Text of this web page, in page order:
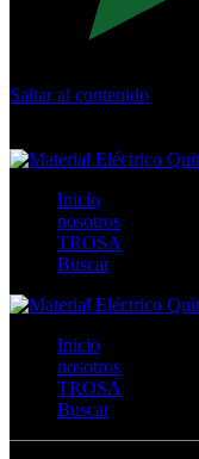
Saltar al contenido
Inicio
nosotros
TROSA
Buscar
Inicio
nosotros
TROSA
Buscar